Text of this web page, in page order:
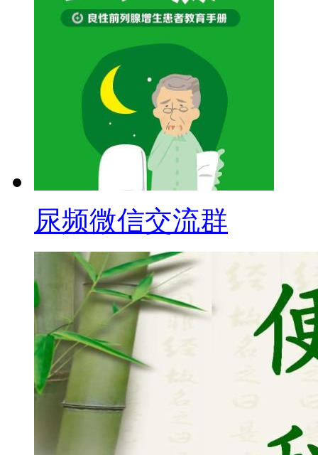
尿频微信交流群